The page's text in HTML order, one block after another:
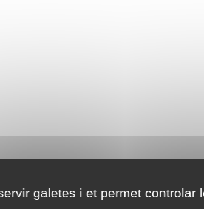
galetes i et permet controlar